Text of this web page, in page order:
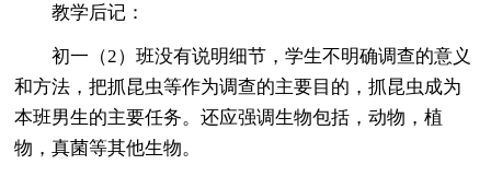
教学后记：
初一（2）班没有说明细节，学生不明确调查的意义
和方法，把抓昆虫等作为调查的主要目的，抓昆虫成为
本班男生的主要任务。还应强调生物包括，动物，植
物，真菌等其他生物。